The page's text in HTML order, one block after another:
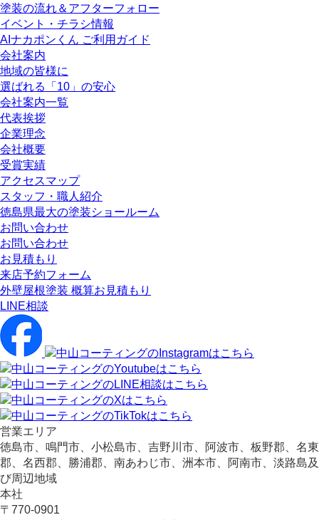
塗装の流れ＆アフターフォロー
イベント・チラシ情報
AIナカポンくん ご利用ガイド
会社案内
地域の皆様に
選ばれる「10」の安心
会社案内一覧
代表挨拶
企業理念
会社概要
受賞実績
アクセスマップ
スタッフ・職人紹介
徳島県最大の塗装ショールーム
お問い合わせ
お問い合わせ
お見積もり
来店予約フォーム
外壁屋根塗装 概算お見積もり
LINE相談
営業エリア
徳島市、鳴門市、小松島市、吉野川市、阿波市、板野郡、名東
郡、名西郡、勝浦郡、南あわじ市、洲本市、阿南市、淡路島及
び周辺地域
本社
〒770-0901